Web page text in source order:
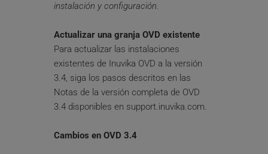
instalación y configuración.
Actualizar una granja OVD existente
Para actualizar las instalaciones
existentes de Inuvika OVD a la versión
3.4, siga los pasos descritos en las
Notas de la versión completa de OVD
3.4 disponibles en support.inuvika.com.
Cambios en OVD 3.4